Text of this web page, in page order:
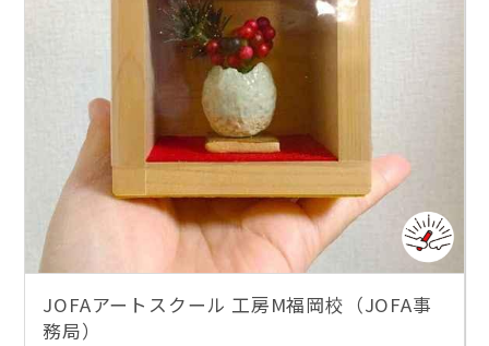
JOFAアートスクール 工房M福岡校（JOFA事
務局）